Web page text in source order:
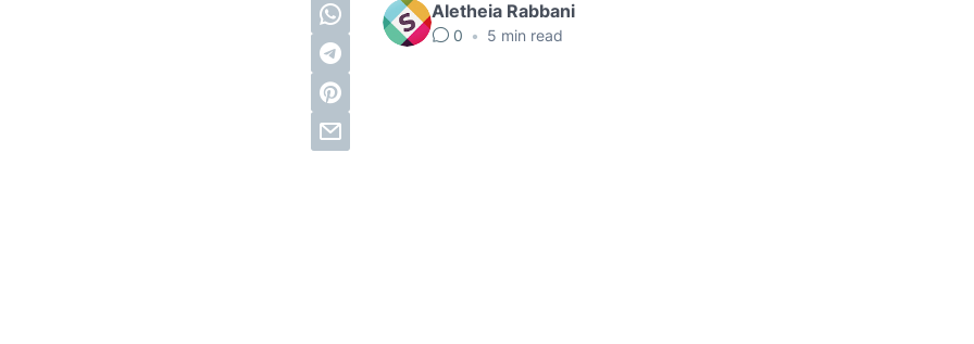
Aletheia Rabbani
0 • 5 min read